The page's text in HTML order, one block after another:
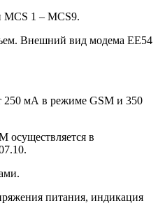
MCS 1 – MCS9.
Внешний вид модема EE54
250 мА в режиме GSM и 350
осуществляется в
питания, индикация